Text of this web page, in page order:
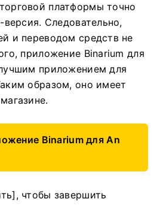
платформы точно
Следовательно,
и переводом средств не
приложение Binarium для
приложением для
образом, оно имеет
Binarium для An
чтобы завершить